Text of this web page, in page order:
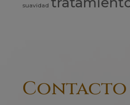
suavidad
Contacto